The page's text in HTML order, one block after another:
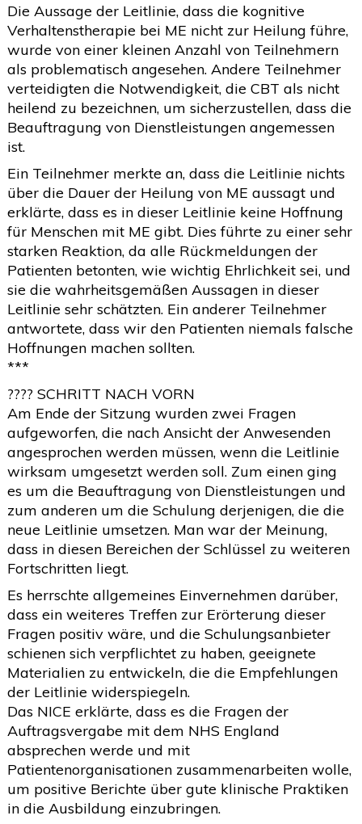
Die Aussage der Leitlinie, dass die kognitive
Verhaltenstherapie bei ME nicht zur Heilung führe,
wurde von einer kleinen Anzahl von Teilnehmern
als problematisch angesehen. Andere Teilnehmer
verteidigten die Notwendigkeit, die CBT als nicht
heilend zu bezeichnen, um sicherzustellen, dass die
Beauftragung von Dienstleistungen angemessen
ist.
Ein Teilnehmer merkte an, dass die Leitlinie nichts
über die Dauer der Heilung von ME aussagt und
erklärte, dass es in dieser Leitlinie keine Hoffnung
für Menschen mit ME gibt. Dies führte zu einer sehr
starken Reaktion, da alle Rückmeldungen der
Patienten betonten, wie wichtig Ehrlichkeit sei, und
sie die wahrheitsgemäßen Aussagen in dieser
Leitlinie sehr schätzten. Ein anderer Teilnehmer
antwortete, dass wir den Patienten niemals falsche
Hoffnungen machen sollten.
***
???? SCHRITT NACH VORN
Am Ende der Sitzung wurden zwei Fragen
aufgeworfen, die nach Ansicht der Anwesenden
angesprochen werden müssen, wenn die Leitlinie
wirksam umgesetzt werden soll. Zum einen ging
es um die Beauftragung von Dienstleistungen und
zum anderen um die Schulung derjenigen, die die
neue Leitlinie umsetzen. Man war der Meinung,
dass in diesen Bereichen der Schlüssel zu weiteren
Fortschritten liegt.
Es herrschte allgemeines Einvernehmen darüber,
dass ein weiteres Treffen zur Erörterung dieser
Fragen positiv wäre, und die Schulungsanbieter
schienen sich verpflichtet zu haben, geeignete
Materialien zu entwickeln, die die Empfehlungen
der Leitlinie widerspiegeln.
Das NICE erklärte, dass es die Fragen der
Auftragsvergabe mit dem NHS England
absprechen werde und mit
Patientenorganisationen zusammenarbeiten wolle,
um positive Berichte über gute klinische Praktiken
in die Ausbildung einzubringen.